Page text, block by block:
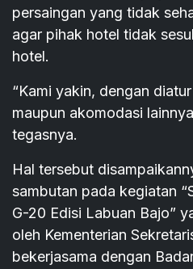
persaingan yang tidak
agar pihak hotel tidak
hotel.
“Kami yakin, dengan
maupun akomodasi
tegasnya.
Hal tersebut
sambutan pada kegiatan
G-20 Edisi Labuan Bajo”
oleh Kementerian
bekerjasama dengan